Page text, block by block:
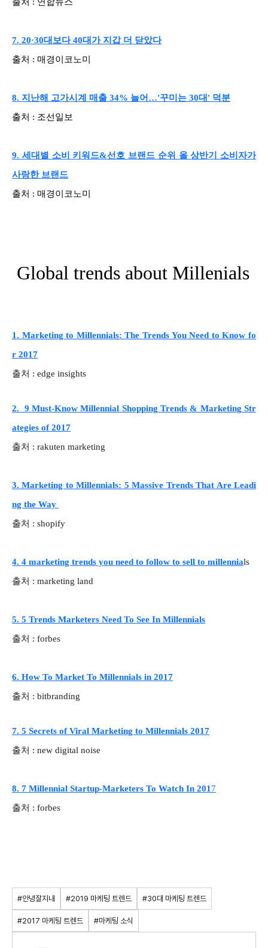
7. 20·30대보다 40대가 지갑 더 닫았다
출처 : 매경이코노미
8. 지난해 고가시계 매출 34% 늘어…'꾸미는 30대' 덕분
출처 : 조선일보
9. 세대별 소비 키워드&선호 브랜드 순위 올 상반기 소비자가
사랑한 브랜드
출처 : 매경이코노미
Global trends about Millenials
1. Marketing to Millennials: The Trends You Need to Know fo
r 2017
출처 : edge insights
2. 9 Must-Know Millennial Shopping Trends & Marketing Str
ategies of 2017
출처 : rakuten marketing
3. Marketing to Millennials: 5 Massive Trends That Are Leadi
ng the Way
출처 : shopify
4. 4 marketing trends you need to follow to sell to millennials
출처 : marketing land
5. 5 Trends Marketers Need To See In Millennials
출처 : forbes
6. How To Market To Millennials in 2017
출처 : bitbranding
7. 5 Secrets of Viral Marketing to Millennials 2017
출처 : new digital noise
8. 7 Millennial Startup-Marketers To Watch In 201 7
출처 : forbes
#안녕잘지내 #2019 마케팅 트렌드 #30대 마케팅 트렌드
#2017 마케팅 트렌드 #마케팅 소식